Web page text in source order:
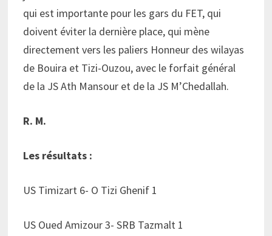
qui est importante pour les gars du FET, qui
doivent éviter la dernière place, qui mène
directement vers les paliers Honneur des wilayas
de Bouira et Tizi-Ouzou, avec le forfait général
de la JS Ath Mansour et de la JS M’Chedallah.
R. M.
Les résultats :
US Timizart 6- O Tizi Ghenif 1
US Oued Amizour 3- SRB Tazmalt 1